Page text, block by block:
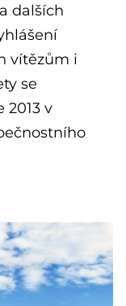
dalších
vítězům i
se
2013 v